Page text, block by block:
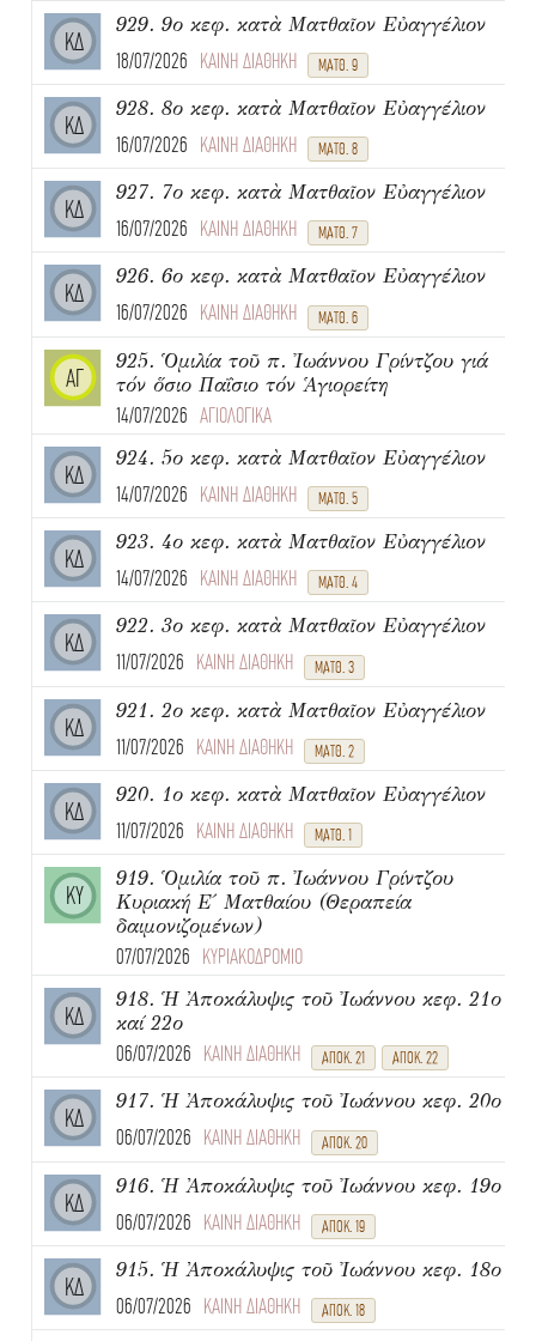
ΚΔ
929. 9ο κεφ. κατὰ Ματθαῖον Εὐαγγέλιον
18/07/2026 ΚΑΙΝΗ ΔΙΑΘΗΚΗ ΜΑΤΘ. 9
ΚΔ
928. 8ο κεφ. κατὰ Ματθαῖον Εὐαγγέλιον
16/07/2026 ΚΑΙΝΗ ΔΙΑΘΗΚΗ ΜΑΤΘ. 8
ΚΔ
927. 7ο κεφ. κατὰ Ματθαῖον Εὐαγγέλιον
16/07/2026 ΚΑΙΝΗ ΔΙΑΘΗΚΗ ΜΑΤΘ. 7
ΚΔ
926. 6ο κεφ. κατὰ Ματθαῖον Εὐαγγέλιον
16/07/2026 ΚΑΙΝΗ ΔΙΑΘΗΚΗ ΜΑΤΘ. 6
ΑΓ
925. Ὁμιλία τοῦ π. Ἰωάννου Γρίντζου γιά
τόν ὅσιο Παΐσιο τόν Ἁγιορείτη
14/07/2026 ΑΓΙΟΛΟΓΙΚΑ
ΚΔ
924. 5ο κεφ. κατὰ Ματθαῖον Εὐαγγέλιον
14/07/2026 ΚΑΙΝΗ ΔΙΑΘΗΚΗ ΜΑΤΘ. 5
ΚΔ
923. 4ο κεφ. κατὰ Ματθαῖον Εὐαγγέλιον
14/07/2026 ΚΑΙΝΗ ΔΙΑΘΗΚΗ ΜΑΤΘ. 4
ΚΔ
922. 3ο κεφ. κατὰ Ματθαῖον Εὐαγγέλιον
11/07/2026 ΚΑΙΝΗ ΔΙΑΘΗΚΗ ΜΑΤΘ. 3
ΚΔ
921. 2ο κεφ. κατὰ Ματθαῖον Εὐαγγέλιον
11/07/2026 ΚΑΙΝΗ ΔΙΑΘΗΚΗ ΜΑΤΘ. 2
ΚΔ
920. 1ο κεφ. κατὰ Ματθαῖον Εὐαγγέλιον
11/07/2026 ΚΑΙΝΗ ΔΙΑΘΗΚΗ ΜΑΤΘ. 1
ΚΥ
919. Ὁμιλία τοῦ π. Ἰωάννου Γρίντζου
Κυριακή Ε΄ Ματθαίου (Θεραπεία
δαιμονιζομένων)
07/07/2026 ΚΥΡΙΑΚΟΔΡΟΜΙΟ
ΚΔ
918. Ἡ Ἀποκάλυψις τοῦ Ἰωάννου κεφ. 21ο
καί 22ο
06/07/2026 ΚΑΙΝΗ ΔΙΑΘΗΚΗ ΑΠΟΚ. 21 ΑΠΟΚ. 22
ΚΔ
917. Ἡ Ἀποκάλυψις τοῦ Ἰωάννου κεφ. 20ο
06/07/2026 ΚΑΙΝΗ ΔΙΑΘΗΚΗ ΑΠΟΚ. 20
ΚΔ
916. Ἡ Ἀποκάλυψις τοῦ Ἰωάννου κεφ. 19ο
06/07/2026 ΚΑΙΝΗ ΔΙΑΘΗΚΗ ΑΠΟΚ. 19
ΚΔ
915. Ἡ Ἀποκάλυψις τοῦ Ἰωάννου κεφ. 18ο
06/07/2026 ΚΑΙΝΗ ΔΙΑΘΗΚΗ ΑΠΟΚ. 18